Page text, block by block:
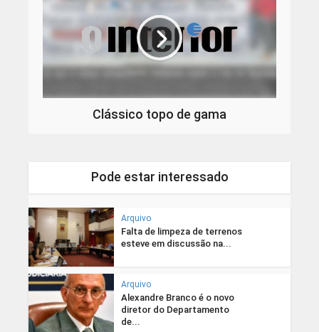
Clássico topo de gama
Pode estar interessado
Arquivo
Falta de limpeza de terrenos
esteve em discussão na...
Arquivo
Alexandre Branco é o novo
diretor do Departamento
de...